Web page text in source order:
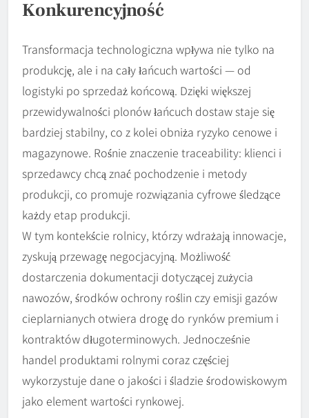
Konkurencyjność
Transformacja technologiczna wpływa nie tylko na
produkcję, ale i na cały łańcuch wartości — od
logistyki po sprzedaż końcową. Dzięki większej
przewidywalności plonów łańcuch dostaw staje się
bardziej stabilny, co z kolei obniża ryzyko cenowe i
magazynowe. Rośnie znaczenie traceability: klienci i
sprzedawcy chcą znać pochodzenie i metody
produkcji, co promuje rozwiązania cyfrowe śledzące
każdy etap produkcji.
W tym kontekście rolnicy, którzy wdrażają innowacje,
zyskują przewagę negocjacyjną. Możliwość
dostarczenia dokumentacji dotyczącej zużycia
nawozów, środków ochrony roślin czy emisji gazów
cieplarnianych otwiera drogę do rynków premium i
kontraktów długoterminowych. Jednocześnie
handel produktami rolnymi coraz częściej
wykorzystuje dane o jakości i śladzie środowiskowym
jako element wartości rynkowej.